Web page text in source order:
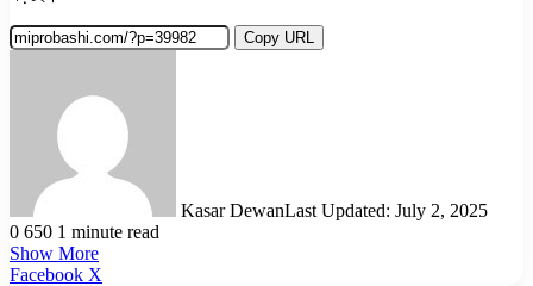
Copy URL
Kasar DewanLast Updated: July 2, 2025
0 650 1 minute read
Show More
Facebook X